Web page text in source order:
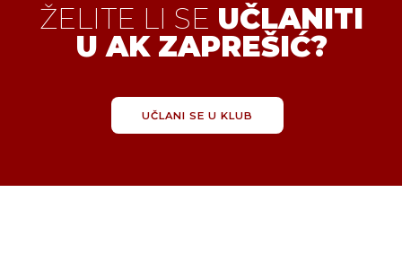
ŽELITE LI SE UČLANITI
U AK ZAPREŠIĆ?
UČLANI SE U KLUB